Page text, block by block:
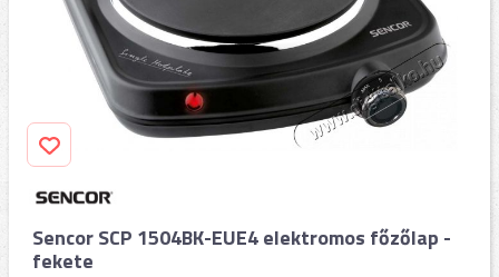
Sencor SCP 1504BK-EUE4 elektromos főzőlap -
fekete